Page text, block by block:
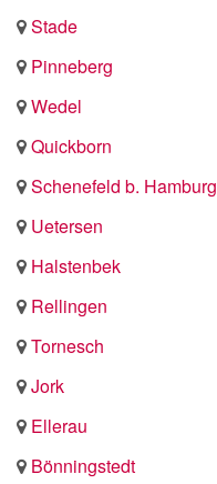
Stade
Pinneberg
Wedel
Quickborn
Schenefeld b. Hamburg
Uetersen
Halstenbek
Rellingen
Tornesch
Jork
Ellerau
Bönningstedt